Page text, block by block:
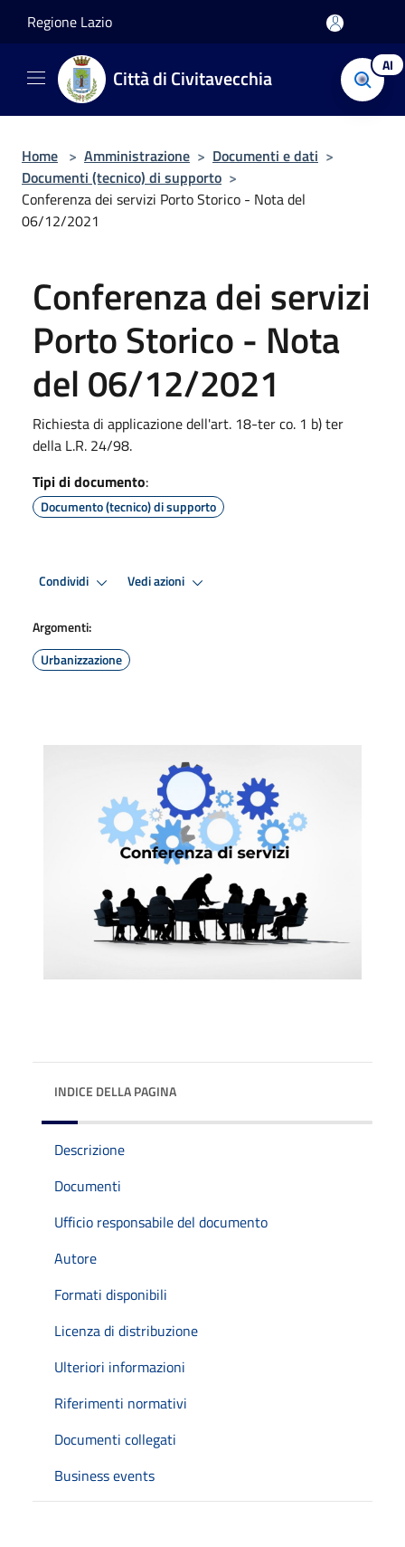
Regione Lazio
Città di Civitavecchia AI
Home > Amministrazione > Documenti e dati >
Documenti (tecnico) di supporto >
Conferenza dei servizi Porto Storico - Nota del
06/12/2021
Conferenza dei servizi
Porto Storico - Nota
del 06/12/2021
Richiesta di applicazione dell'art. 18-ter co. 1 b) ter
della L.R. 24/98.
Tipi di documento:
Documento (tecnico) di supporto
Condividi Vedi azioni
Argomenti:
Urbanizzazione
INDICE DELLA PAGINA
Descrizione
Documenti
Ufficio responsabile del documento
Autore
Formati disponibili
Licenza di distribuzione
Ulteriori informazioni
Riferimenti normativi
Documenti collegati
Business events